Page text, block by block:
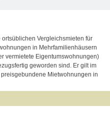
Vergleichsmieten für
in Mehrfamilienhäusern
vermietete Eigentumswohnungen)
geworden sind. Er gilt im
Mietwohnungen in